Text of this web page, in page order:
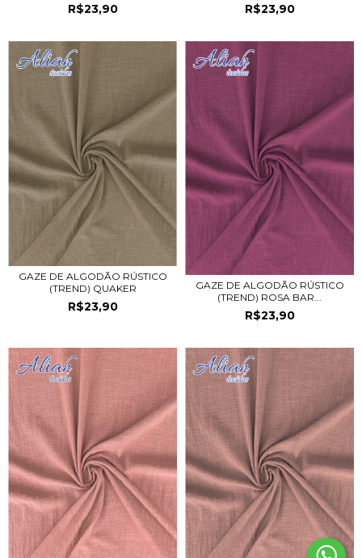
R$23,90 R$23,90
GAZE DE ALGODÃO RÚSTICO
(TREND) QUAKER
R$23,90
GAZE DE ALGODÃO RÚSTICO
(TREND) ROSA BAR...
R$23,90